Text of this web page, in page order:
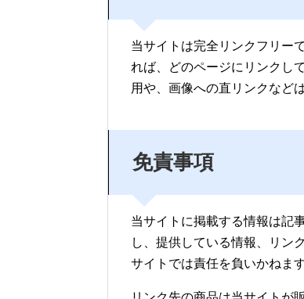
当サイトは完全リンクフリー
れば、どのページにリンクし
用や、画像への直リンクなど
免責事項
当サイトに掲載する情報は記
し、提供している情報、リン
サイトでは責任を負いかねま